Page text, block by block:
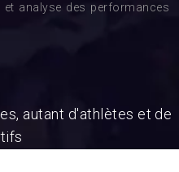
analyse des performances
autant d'athlètes et de